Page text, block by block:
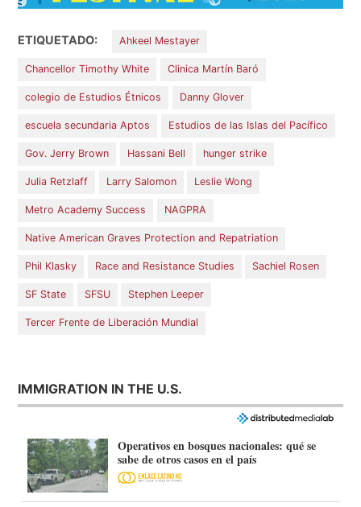
ETIQUETADO: Ahkeel Mestayer
Chancellor Timothy White Clinica Martín Baró
colegio de Estudios Étnicos Danny Glover
escuela secundaria Aptos Estudios de las Islas del Pacífico
Gov. Jerry Brown Hassani Bell hunger strike
Julia Retzlaff Larry Salomon Leslie Wong
Metro Academy Success NAGPRA
Native American Graves Protection and Repatriation
Phil Klasky Race and Resistance Studies Sachiel Rosen
SF State SFSU Stephen Leeper
Tercer Frente de Liberación Mundial
IMMIGRATION IN THE U.S.
Operativos en bosques nacionales: qué se
sabe de otros casos en el país